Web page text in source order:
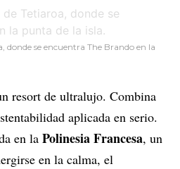
donde se encuentra The Brando en la
resort de ultralujo. Combina
aplicada en serio.
en la Polinesia Francesa, un
en la calma, el